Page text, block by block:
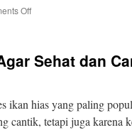
Offon
hias
untuk
pemula
Sehat dan
ikan hias yang paling
cantik, tetapi juga karena